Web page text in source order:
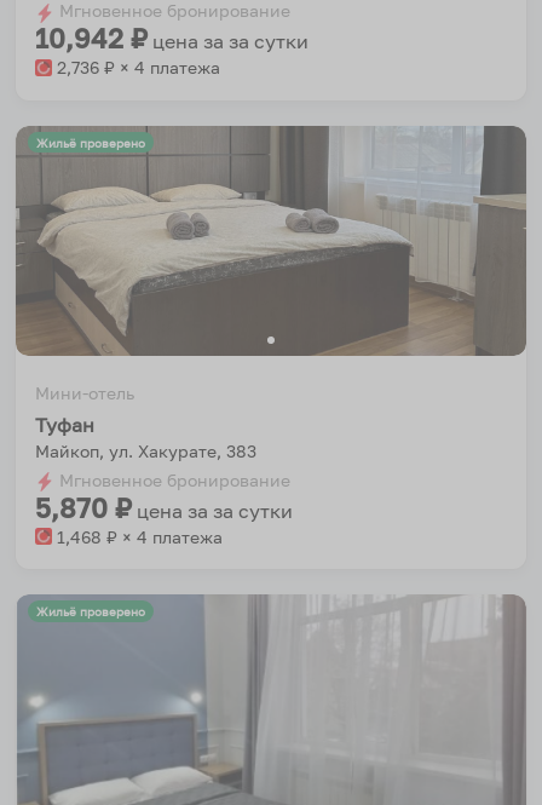
Мгновенное бронирование
10,942 ₽ цена за за сутки
2,736 ₽ × 4 платежа
Жильё проверено
Мини-отель
Туфан
Майкоп, ул. Хакурате, 383
Мгновенное бронирование
5,870 ₽ цена за за сутки
1,468 ₽ × 4 платежа
Жильё проверено